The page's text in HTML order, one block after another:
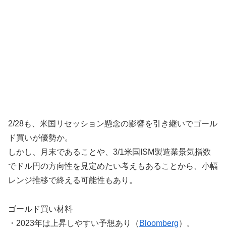
2/28も、米国リセッション懸念の影響を引き継いでゴール
ド買いが優勢か。
しかし、月末であることや、3/1米国ISM製造業景気指数
でドル円の方向性を見定めたい考えもあることから、小幅
レンジ推移で終える可能性もあり。
ゴールド買い材料
・2023年は上昇しやすい予想あり（ Bloomberg）。